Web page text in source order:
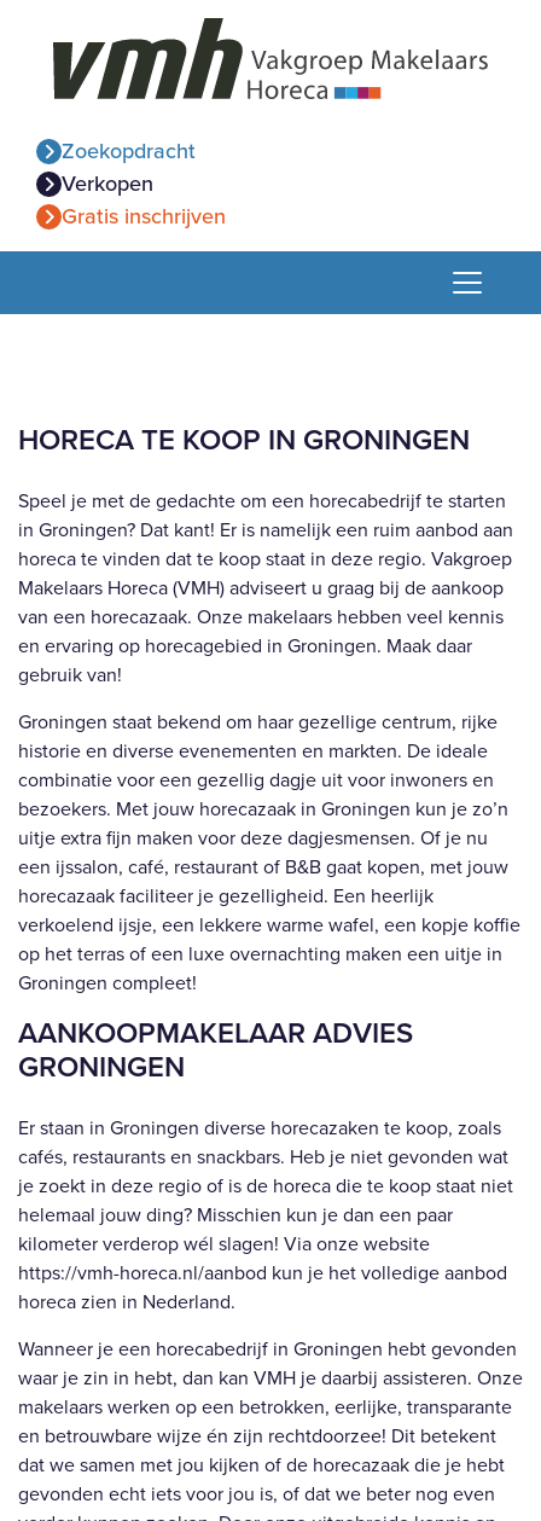
Zoekopdracht
Verkopen
Gratis inschrijven
HORECA TE KOOP IN GRONINGEN
Speel je met de gedachte om een horecabedrijf te starten
in Groningen? Dat kant! Er is namelijk een ruim aanbod aan
horeca te vinden dat te koop staat in deze regio. Vakgroep
Makelaars Horeca (VMH) adviseert u graag bij de aankoop
van een horecazaak. Onze makelaars hebben veel kennis
en ervaring op horecagebied in Groningen. Maak daar
gebruik van!
Groningen staat bekend om haar gezellige centrum, rijke
historie en diverse evenementen en markten. De ideale
combinatie voor een gezellig dagje uit voor inwoners en
bezoekers. Met jouw horecazaak in Groningen kun je zo’n
uitje extra fijn maken voor deze dagjesmensen. Of je nu
een ijssalon, café, restaurant of B&B gaat kopen, met jouw
horecazaak faciliteer je gezelligheid. Een heerlijk
verkoelend ijsje, een lekkere warme wafel, een kopje koffie
op het terras of een luxe overnachting maken een uitje in
Groningen compleet!
AANKOOPMAKELAAR ADVIES
GRONINGEN
Er staan in Groningen diverse horecazaken te koop, zoals
cafés, restaurants en snackbars. Heb je niet gevonden wat
je zoekt in deze regio of is de horeca die te koop staat niet
helemaal jouw ding? Misschien kun je dan een paar
kilometer verderop wél slagen! Via onze website
https://vmh-horeca.nl/aanbod kun je het volledige aanbod
horeca zien in Nederland.
Wanneer je een horecabedrijf in Groningen hebt gevonden
waar je zin in hebt, dan kan VMH je daarbij assisteren. Onze
makelaars werken op een betrokken, eerlijke, transparante
en betrouwbare wijze én zijn rechtdoorzee! Dit betekent
dat we samen met jou kijken of de horecazaak die je hebt
gevonden echt iets voor jou is, of dat we beter nog even